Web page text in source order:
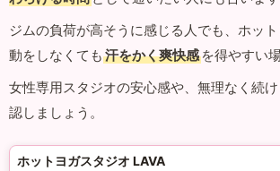
ジムの負荷が高そうに感じる人でも、ホッ
動をしなくても 汗をかく爽快感 を得やすい
女性専用スタジオの安心感や、無理なく続
認しましょう。
ホットヨガスタジオ LAVA